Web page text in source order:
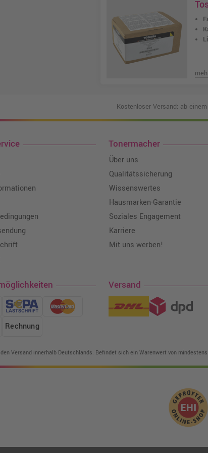
Kostenloser Versand: ab
Tonermacher
Über uns
Qualitätssicherung
Wissenswertes
Hausmarken-Garantie
Soziales Engagement
Karriere
Mit uns werben!
Rechnung
Versand
Versand innerhalb Deutschlands. Befindet sich ein Warenwert von